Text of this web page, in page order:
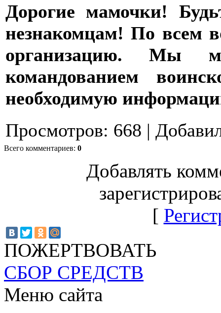
Дорогие мамочки!
незнакомцам! По всем
организацию. Мы
командованием
необходимую
Просмотров: 668 |
Всего комментариев: 0
Добавлять
[
ПОЖЕРТВОВАТЬ
СБОР СРЕДСТВ
Меню сайта